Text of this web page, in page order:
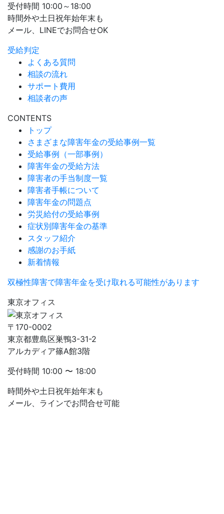
受付時間 10:00～18:00
時間外や土日祝年始年末も
メール、LINEでお問合せOK
受給判定
よくある質問
相談の流れ
サポート費用
相談者の声
CONTENTS
トップ
さまざまな障害年金の受給事例一覧
受給事例（一部事例）
障害年金の受給方法
障害者の手当制度一覧
障害者手帳について
障害年金の問題点
労災給付の受給事例
症状別障害年金の基準
スタッフ紹介
感謝のお手紙
新着情報
双極性障害で障害年金を受け取れる可能性があります
東京オフィス
〒170-0002
東京都豊島区巣鴨3-31-2
アルカディア篠A館3階
受付時間 10:00 〜 18:00
時間外や土日祝年始年末も
メール、ラインでお問合せ可能